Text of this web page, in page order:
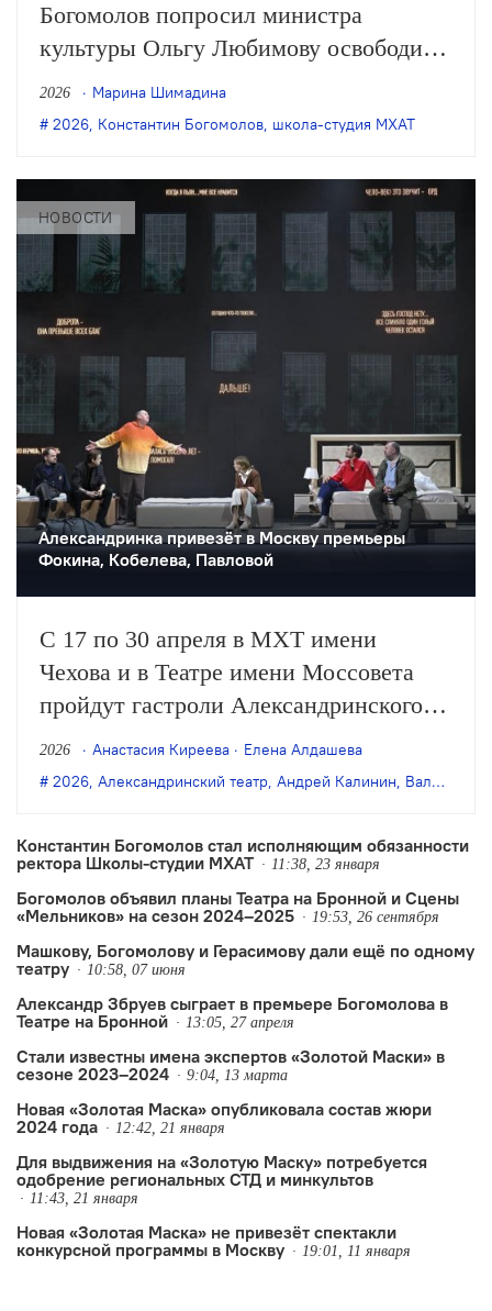
Богомолов попросил министра
культуры Ольгу Любимову освободить
его от должности и.о. ректора Школы-
студии МХАТ. Об этом режиссёр
2026
Марина Шимадина
2026, Константин Богомолов, школа-студия МХАТ
НОВОСТИ
Александринка привезёт в Москву премьеры
Фокина, Кобелева, Павловой
С 17 по 30 апреля в МХТ имени
Чехова и в Театре имени Моссовета
пройдут гастроли Александринского
театра. В афише — две работы
Валерия Фокина, в том числе
продолжением», а также спектакли
Никиты Кобелева, Елены Павловой,…
2026 Анастасия Киреева
Елена Алдашева
2026, Александринский театр, Андрей Калинин, Валерий Фокин
Константин Богомолов стал исполняющим обязанности
ректора Школы-студии МХАТ
11:38, 23 января
Богомолов объявил планы Театра на Бронной и Сцены
«Мельников» на сезон 2024–2025
19:53, 26 сентября
Машкову, Богомолову и Герасимову дали ещё по одному
театру
10:58, 07 июня
Александр Збруев сыграет в премьере Богомолова в
Театре на Бронной
13:05, 27 апреля
Стали известны имена экспертов «Золотой Маски» в
сезоне 2023–2024
9:04, 13 марта
Новая «Золотая Маска» опубликовала состав жюри
2024 года
12:42, 21 января
Для выдвижения на «Золотую Маску» потребуется
одобрение региональных СТД и минкультов
11:43, 21 января
Новая «Золотая Маска» не привезёт спектакли
конкурсной программы в Москву
19:01, 11 января